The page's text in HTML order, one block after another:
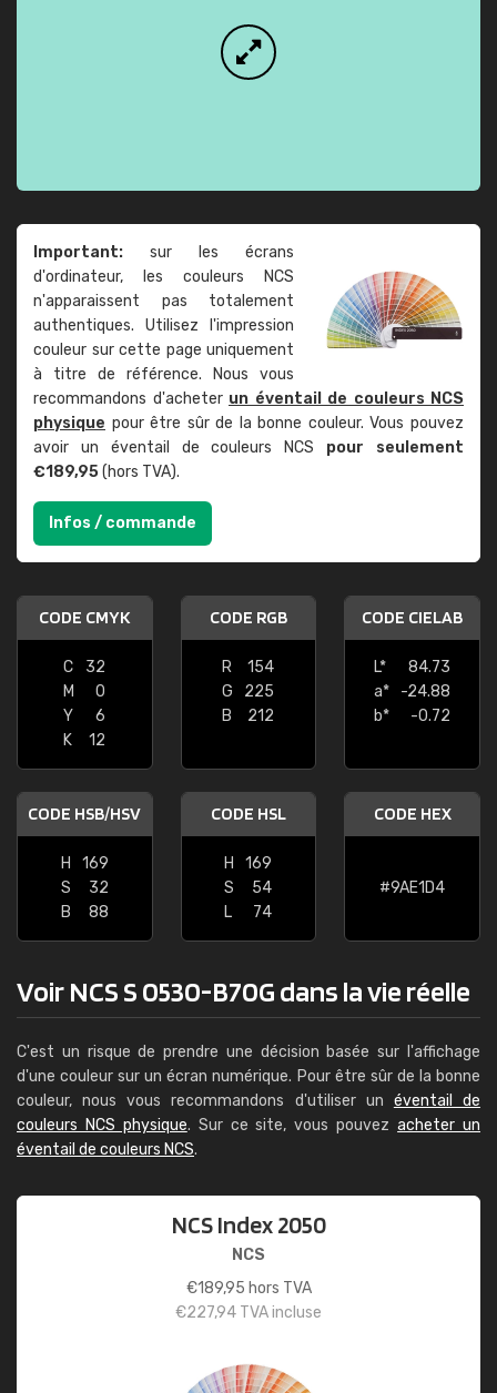
Important: sur les écrans
d'ordinateur, les couleurs NCS
n'apparaissent pas totalement
authentiques. Utilisez l'impression
couleur sur cette page uniquement
à titre de référence. Nous vous
recommandons d'acheter un éventail de couleurs NCS
physique pour être sûr de la bonne couleur. Vous pouvez
avoir un éventail de couleurs NCS pour seulement
€189,95(hors TVA).
Infos / commande
CODE CMYK
C
32
M
0
Y
6
K
12
CODE RGB
R
154
G
225
B
212
CODE CIELAB
L*
84.73
a*
-24.88
b*
-0.72
CODE HSB/HSV
H
169
S
32
B
88
CODE HSL
H
169
S
54
L
74
CODE HEX
#9AE1D4
Voir NCS S 0530-B70G dans la vie réelle
C'est un risque de prendre une décision basée sur l'affichage
d'une couleur sur un écran numérique. Pour être sûr de la bonne
couleur, nous vous recommandons d'utiliser un éventail de
couleurs NCS physique. Sur ce site, vous pouvezacheter un
éventail de couleurs NCS.
NCS Index 2050
NCS
€189,95 hors TVA
€227,94 TVA incluse